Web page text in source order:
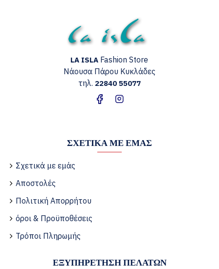
LA ISLA Fashion Store
Νάουσα Πάρου Κυκλάδες
τηλ. 22840 55077
ΣΧΕΤΙΚΆ ΜΕ ΕΜΆΣ
Σχετικά με εμάς
Αποστολές
Πολιτική Απορρήτου
όροι & Προϋποθέσεις
Τρόποι Πληρωμής
ΕΞΥΠΗΡΈΤΗΣΗ ΠΕΛΑΤΏΝ